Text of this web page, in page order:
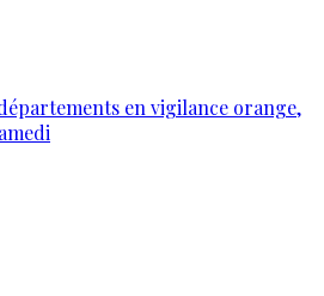
en vigilance orange,